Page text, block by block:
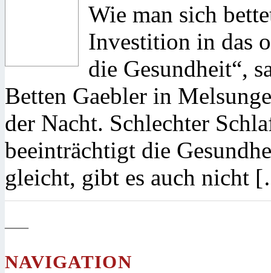
Wie man sich
Investition in das
die Gesundheit“,
Betten Gaebler in
der Nacht. Schlechter
beeinträchtigt die
gleicht, gibt es auch nicht
—
NAVIGATION